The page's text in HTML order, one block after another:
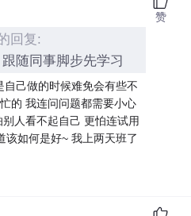
回复:
随同事脚步先学习
己做的时候难免会有些不
的 我连问问题都需要小心
人看不起自己 更怕连试用
该如何是好~ 我上两天班了
赞